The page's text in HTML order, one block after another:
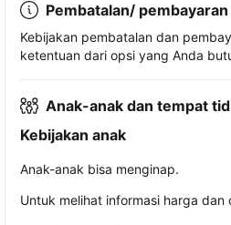
Pembatalan/
Kebijakan pembatalan dan
ketentuan dari opsi yang Anda
Anak-anak dan tempat
Kebijakan anak
Anak-anak bisa menginap.
Untuk melihat informasi harga